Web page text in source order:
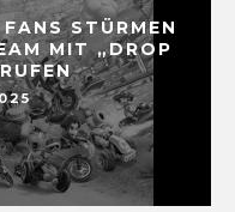
STÜRMEN
MIT „DROP